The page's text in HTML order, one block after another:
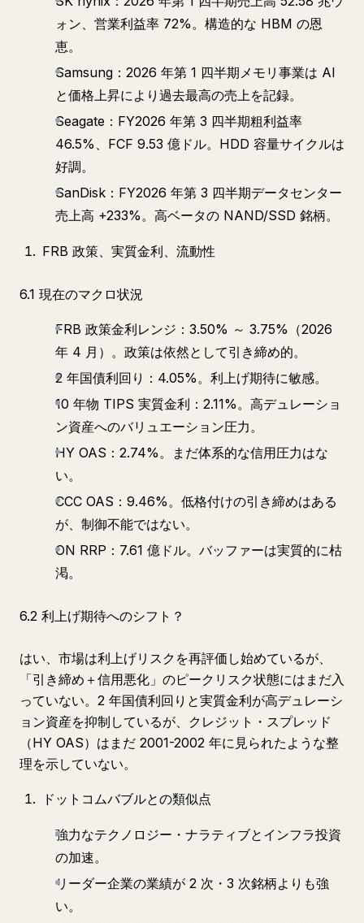
ォン、営業利益率 72%。構造的な HBM の恩
恵。
Samsung：2026 年第 1 四半期メモリ事業は AI
と価格上昇により過去最高の売上を記録。
Seagate：FY2026 年第 3 四半期粗利益率
46.5%、FCF 9.53 億ドル。HDD 容量サイクルは
好調。
SanDisk：FY2026 年第 3 四半期データセンター
売上高 +233%。高ベータの NAND/SSD 銘柄。
FRB 政策、実質金利、流動性
6.1 現在のマクロ状況
FRB 政策金利レンジ：3.50% ～ 3.75%（2026
年 4 月）。政策は依然として引き締め的。
2 年国債利回り：4.05%。利上げ期待に敏感。
10 年物 TIPS 実質金利：2.11%。高デュレーショ
ン資産へのバリュエーション圧力。
HY OAS：2.74%。まだ体系的な信用圧力はな
い。
CCC OAS：9.46%。低格付けの引き締めはある
が、制御不能ではない。
ON RRP：7.61 億ドル。バッファーは実質的に枯
渇。
6.2 利上げ期待へのシフト？
はい、市場は利上げリスクを再評価し始めているが、
「引き締め＋信用悪化」のピークリスク状態にはまだ入
っていない。2 年国債利回りと実質金利が高デュレーシ
ョン資産を抑制しているが、クレジット・スプレッド
（HY OAS）はまだ 2001-2002 年に見られたような整
理を示していない。
ドットコムバブルとの類似点
強力なテクノロジー・ナラティブとインフラ投資
の加速。
リーダー企業の業績が 2 次・3 次銘柄よりも強
い。